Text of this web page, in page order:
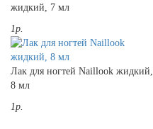
жидкий, 7 мл
1р.
Лак для ногтей Naillook жидкий,
8 мл
1р.